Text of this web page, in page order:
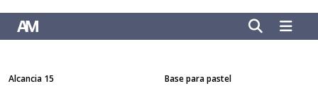
Alcancia 15 Base para pastel